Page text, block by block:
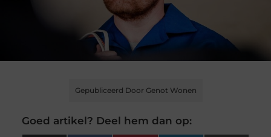
Gepubliceerd Door Genot Wonen
Goed artikel? Deel hem dan op: